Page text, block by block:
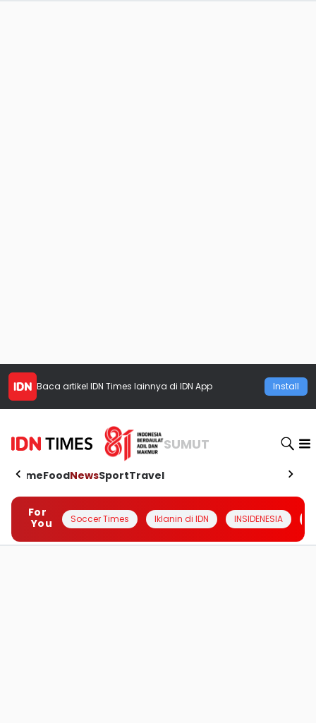
Baca artikel IDN Times lainnya di IDN App Install
SUMUT
HomeFoodNewsSportTravel
For
You
Soccer Times Iklanin di IDN INSIDENESIA